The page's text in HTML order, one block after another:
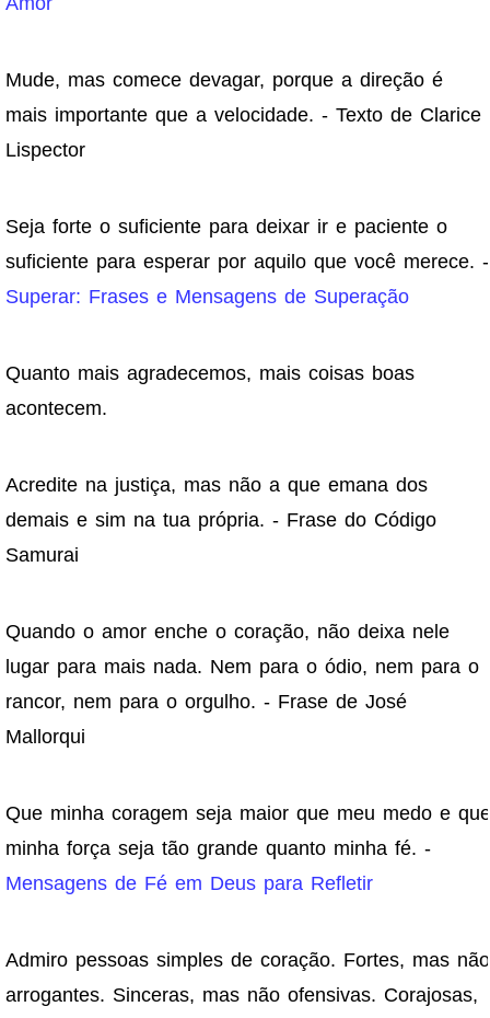
Mude, mas comece devagar, porque a direção é
mais importante que a velocidade. - Texto de Clarice
Lispector
Seja forte o suficiente para deixar ir e paciente o
suficiente para esperar por aquilo que você merece. -
Superar: Frases e Mensagens de Superação
Quanto mais agradecemos, mais coisas boas
acontecem.
Acredite na justiça, mas não a que emana dos
demais e sim na tua própria. - Frase do Código
Samurai
Quando o amor enche o coração, não deixa nele
lugar para mais nada. Nem para o ódio, nem para o
rancor, nem para o orgulho. - Frase de José
Mallorqui
Que minha coragem seja maior que meu medo e que
minha força seja tão grande quanto minha fé. -
Mensagens de Fé em Deus para Refletir
Admiro pessoas simples de coração. Fortes, mas não
arrogantes. Sinceras, mas não ofensivas. Corajosas,